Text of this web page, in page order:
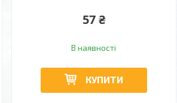
57 ₴
В наявності
КУПИТИ